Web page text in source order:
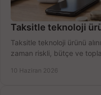
Taksitle teknoloji
Taksitle teknoloji ürünü
zaman riskli, bütçe ve
10 Haziran 2026